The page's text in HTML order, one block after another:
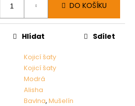
DO KOŠÍKU
Kojicí šaty
Kojicí šaty
Modrá
Alisha
Bavlna, Mušelín
Hlídat Sdílet